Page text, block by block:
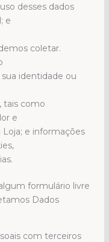
desses dados
e
coletar.
identidade ou
tais como
e
Loja; e informações
formulário livre
Dados
com terceiros